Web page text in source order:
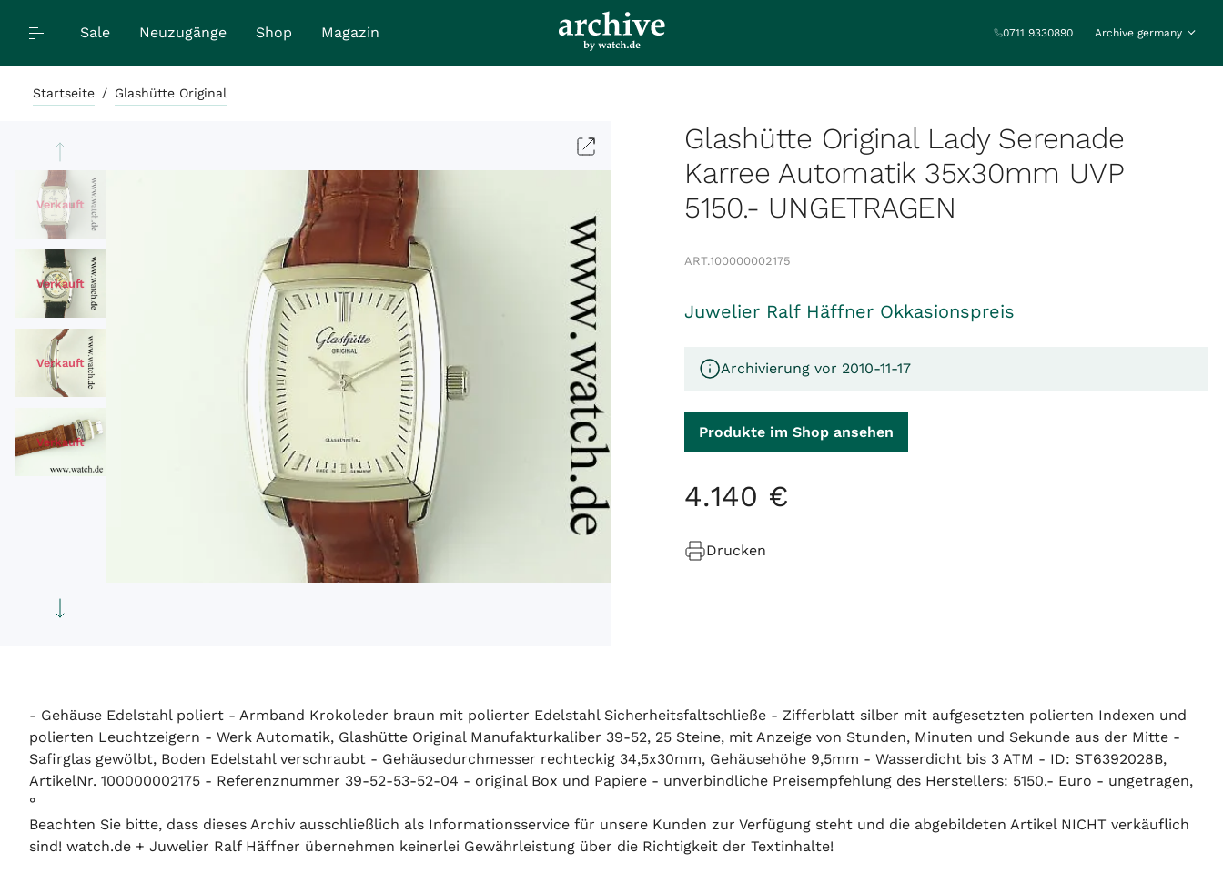
Sale Neuzugänge Shop Magazin 0711 9330890 Archive germany
Startseite / Glashütte Original
Glashütte Original Lady Serenade
Karree Automatik 35x30mm UVP
5150.- UNGETRAGEN
Verkauft
Verkauft
Verkauft
Verkauft
ART.100000002175
Juwelier Ralf Häffner Okkasionspreis
Archivierung vor 2010-11-17
Produkte im Shop ansehen
4.140 €
Drucken
- Gehäuse Edelstahl poliert - Armband Krokoleder braun mit polierter Edelstahl Sicherheitsfaltschließe - Zifferblatt silber mit aufgesetzten polierten Indexen und
polierten Leuchtzeigern - Werk Automatik, Glashütte Original Manufakturkaliber 39-52, 25 Steine, mit Anzeige von Stunden, Minuten und Sekunde aus der Mitte -
Safirglas gewölbt, Boden Edelstahl verschraubt - Gehäusedurchmesser rechteckig 34,5x30mm, Gehäusehöhe 9,5mm - Wasserdicht bis 3 ATM - ID: ST6392028B,
ArtikelNr. 100000002175 - Referenznummer 39-52-53-52-04 - original Box und Papiere - unverbindliche Preisempfehlung des Herstellers: 5150.- Euro - ungetragen,
°
Beachten Sie bitte, dass dieses Archiv ausschließlich als Informationsservice für unsere Kunden zur Verfügung steht und die abgebildeten Artikel NICHT verkäuflich
sind! watch.de + Juwelier Ralf Häffner übernehmen keinerlei Gewährleistung über die Richtigkeit der Textinhalte!